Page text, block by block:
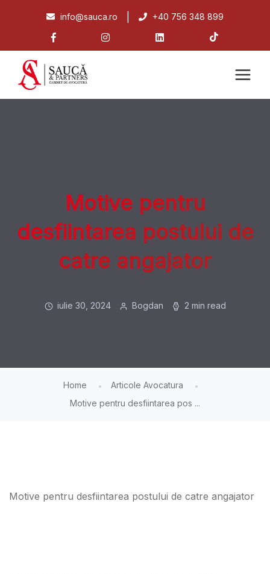
+40 756 348 899
info@sauca.ro
Motive pentru
desfiintarea postului de
catre angajator
iulie 30, 2024 Bogdan 2 min read
Home
Articole Avocatura
Motive pentru desfiintarea pos ...
Motive pentru desfiintarea postului de catre angajator